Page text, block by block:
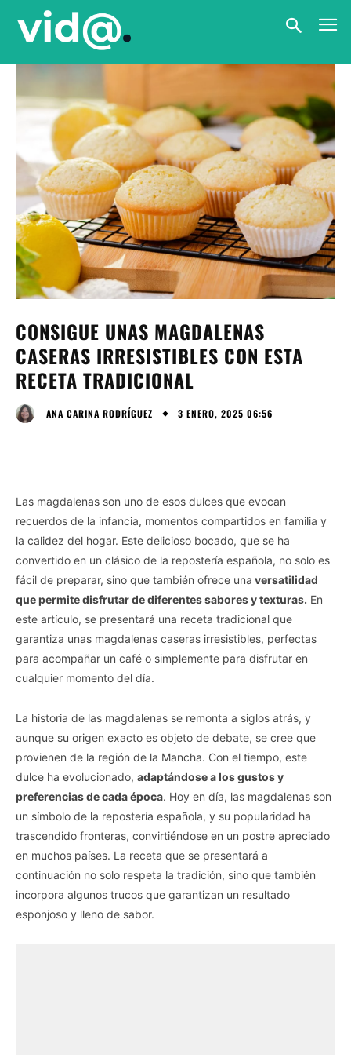
CONSIGUE UNAS MAGDALENAS
CASERAS IRRESISTIBLES CON ESTA
RECETA TRADICIONAL
ANA CARINA RODRÍGUEZ 3 ENERO, 2025 06:56
Las magdalenas son uno de esos dulces que evocan
recuerdos de la infancia, momentos compartidos en familia y
la calidez del hogar. Este delicioso bocado, que se ha
convertido en un clásico de la repostería española, no solo es
fácil de preparar, sino que también ofrece una versatilidad
que permite disfrutar de diferentes sabores y texturas. En
este artículo, se presentará una receta tradicional que
garantiza unas magdalenas caseras irresistibles, perfectas
para acompañar un café o simplemente para disfrutar en
cualquier momento del día.
La historia de las magdalenas se remonta a siglos atrás, y
aunque su origen exacto es objeto de debate, se cree que
provienen de la región de la Mancha. Con el tiempo, este
dulce ha evolucionado, adaptándose a los gustos y
preferencias de cada época. Hoy en día, las magdalenas son
un símbolo de la repostería española, y su popularidad ha
trascendido fronteras, convirtiéndose en un postre apreciado
en muchos países. La receta que se presentará a
continuación no solo respeta la tradición, sino que también
incorpora algunos trucos que garantizan un resultado
esponjoso y lleno de sabor.